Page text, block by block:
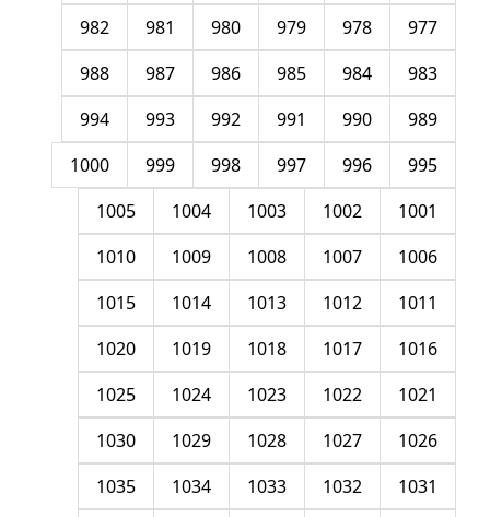
977
978
979
980
981
982
983
984
985
986
987
988
989
990
991
992
993
994
995
996
997
998
999
1000
1001
1002
1003
1004
1005
1006
1007
1008
1009
1010
1011
1012
1013
1014
1015
1016
1017
1018
1019
1020
1021
1022
1023
1024
1025
1026
1027
1028
1029
1030
1031
1032
1033
1034
1035